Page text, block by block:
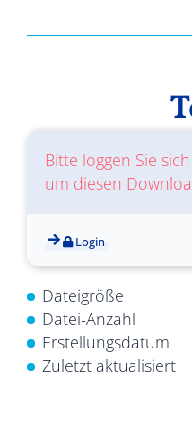
Bitte loggen Sie
um diesen
Login
Dateigröße
Datei-Anzahl
Erstellungsdatum
Zuletzt aktualisiert